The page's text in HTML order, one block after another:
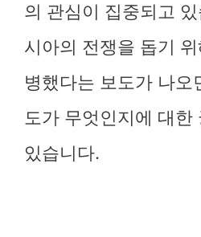
의 관심이 집중되고
시아의 전쟁을 돕기
병했다는 보도가 나오
도가 무엇인지에 대한
있습니다.